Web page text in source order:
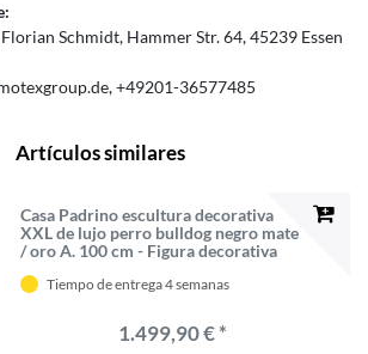
Florian Schmidt Hammer Str.64 45239 Essen
+49201-36577485
Artículos similares
Casa Padrino escultura decorativa
XXL de lujo perro bulldog negro mate
/ oro A. 100 cm - Figura decorativa
Decoración de jardín XXL
Tiempo de entrega 4 semanas
1.499,90 € *